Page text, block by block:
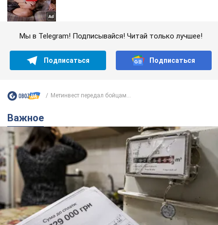
Мы в Telegram! Подписывайся! Читай только лучшее!
Подписаться Подписаться
Метинвест передал бойцам...
Важное